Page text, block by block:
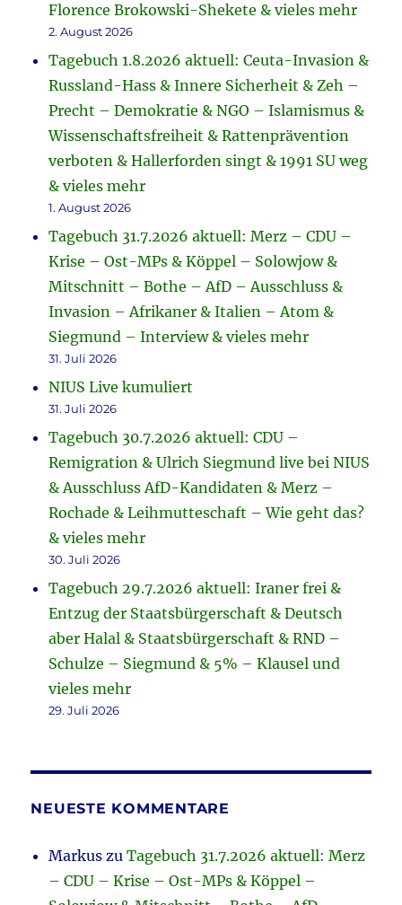
Florence Brokowski-Shekete & vieles mehr
2. August 2026
Tagebuch 1.8.2026 aktuell: Ceuta-Invasion &
Russland-Hass & Innere Sicherheit & Zeh –
Precht – Demokratie & NGO – Islamismus &
Wissenschaftsfreiheit & Rattenprävention
verboten & Hallerforden singt & 1991 SU weg
& vieles mehr
1. August 2026
Tagebuch 31.7.2026 aktuell: Merz – CDU –
Krise – Ost-MPs & Köppel – Solowjow &
Mitschnitt – Bothe – AfD – Ausschluss &
Invasion – Afrikaner & Italien – Atom &
Siegmund – Interview & vieles mehr
31. Juli 2026
NIUS Live kumuliert
31. Juli 2026
Tagebuch 30.7.2026 aktuell: CDU –
Remigration & Ulrich Siegmund live bei NIUS
& Ausschluss AfD-Kandidaten & Merz –
Rochade & Leihmutteschaft – Wie geht das?
& vieles mehr
30. Juli 2026
Tagebuch 29.7.2026 aktuell: Iraner frei &
Entzug der Staatsbürgerschaft & Deutsch
aber Halal & Staatsbürgerschaft & RND –
Schulze – Siegmund & 5% – Klausel und
vieles mehr
29. Juli 2026
NEUESTE KOMMENTARE
Markus zuTagebuch 31.7.2026 aktuell: Merz
– CDU – Krise – Ost-MPs & Köppel –